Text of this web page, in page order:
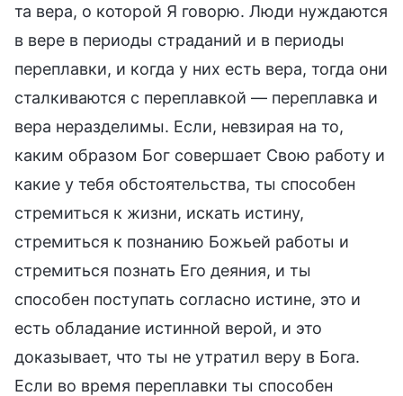
та вера, о которой Я говорю. Люди нуждаются
в вере в периоды страданий и в периоды
переплавки, и когда у них есть вера, тогда они
сталкиваются с переплавкой — переплавка и
вера неразделимы. Если, невзирая на то,
каким образом Бог совершает Свою работу и
какие у тебя обстоятельства, ты способен
стремиться к жизни, искать истину,
стремиться к познанию Божьей работы и
стремиться познать Его деяния, и ты
способен поступать согласно истине, это и
есть обладание истинной верой, и это
доказывает, что ты не утратил веру в Бога.
Если во время переплавки ты способен